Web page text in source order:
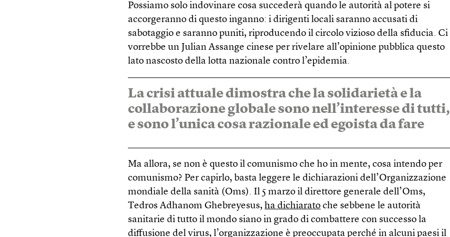
Possiamo solo indovinare cosa succederà quando le autorità al potere si
accorgeranno di questo inganno: i dirigenti locali saranno accusati di
sabotaggio e saranno puniti, riproducendo il circolo vizioso della sfiducia. Ci
vorrebbe un Julian Assange cinese per rivelare all’opinione pubblica questo
lato nascosto della lotta nazionale contro l’epidemia.
La crisi attuale dimostra che la solidarietà e la
collaborazione globale sono nell’interesse di tutti,
e sono l’unica cosa razionale ed egoista da fare
Ma allora, se non è questo il comunismo che ho in mente, cosa intendo per
comunismo? Per capirlo, basta leggere le dichiarazioni dell’Organizzazione
mondiale della sanità (Oms). Il 5 marzo il direttore generale dell’Oms,
Tedros Adhanom Ghebreyesus,ha dichiarato che sebbene le autorità
sanitarie di tutto il mondo siano in grado di combattere con successo la
diffusione del virus, l’organizzazione è preoccupata perché in alcuni paesi il